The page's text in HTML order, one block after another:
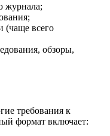
журнала;
(чаще всего
обзоры,
требования к
формат включает: